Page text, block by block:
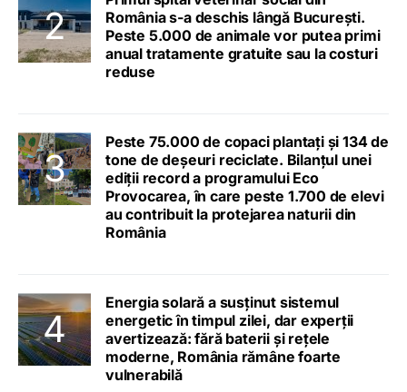
România s-a deschis lângă București.
Peste 5.000 de animale vor putea primi
anual tratamente gratuite sau la costuri
reduse
Peste 75.000 de copaci plantați și 134 de
tone de deșeuri reciclate. Bilanțul unei
ediții record a programului Eco
Provocarea, în care peste 1.700 de elevi
au contribuit la protejarea naturii din
România
Energia solară a susținut sistemul
energetic în timpul zilei, dar experții
avertizează: fără baterii și rețele
moderne, România rămâne foarte
vulnerabilă